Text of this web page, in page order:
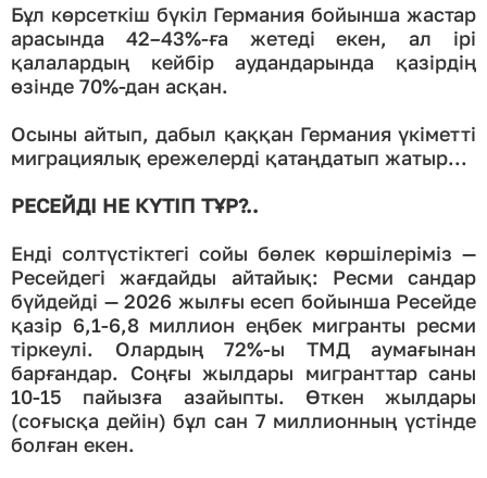
Бұл көрсеткіш бүкіл Германия бойынша жастар
арасында 42–43%-ға жетеді екен, ал ірі
қалалардың кейбір аудандарында қазірдің
өзінде 70%-дан асқан.
Осыны айтып, дабыл қаққан Германия үкіметті
миграциялық ережелерді қатаңдатып жатыр...
РЕСЕЙДІ НЕ КҮТІП ТҰР?..
Енді солтүстіктегі сойы бөлек көршілеріміз —
Ресейдегі жағдайды айтайық: Ресми сандар
бүйдейді — 2026 жылғы есеп бойынша Ресейде
қазір 6,1-6,8 миллион еңбек мигранты ресми
тіркеулі. Олардың 72%-ы ТМД аумағынан
барғандар. Соңғы жылдары мигранттар саны
10-15 пайызға азайыпты. Өткен жылдары
(соғысқа дейін) бұл сан 7 миллионның үстінде
болған екен.